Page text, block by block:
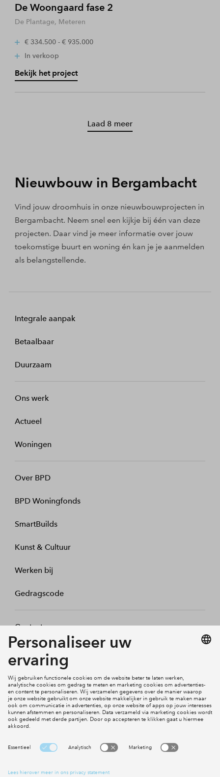
De Woongaard fase 2
De Plantage, Meteren
€ 334.500 - € 935.000
In verkoop
Bekijk het project
Laad 8 meer
Nieuwbouw in Bergambacht
Vind jouw droomhuis in onze nieuwbouwprojecten in
Bergambacht. Neem snel een kijkje bij één van deze
projecten. Daar vind je meer informatie over jouw
toekomstige buurt en woning én kan je je aanmelden
als belangstellende.
Integrale aanpak
Betaalbaar
Duurzaam
Ons werk
Actueel
Woningen
Over BPD
BPD Woningfonds
SmartBuilds
Kunst & Cultuur
Werken bij
Gedragscode
Contact
Mijn profiel
Social Media
Cookies